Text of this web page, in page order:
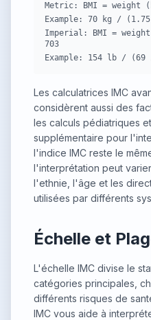
Metric: BMI = weight
Example: 70 kg /
Imperial: BMI =
703
Example: 154 lb / (69
Les calculatrices IMC
considèrent aussi des
les calculs pédiatriques
supplémentaire pour
l'indice IMC reste le
l'interprétation peut
l'ethnie, l'âge et les
utilisées par différents
Échelle et
L'échelle IMC divise le
catégories principales,
différents risques de
IMC vous aide à